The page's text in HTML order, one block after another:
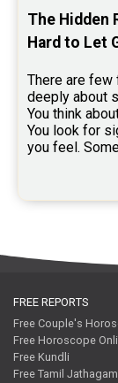
The Hidden
Hard to Let
There are few
deeply about
You think
You look for
you feel.
FREE REPORTS
Free Couple's
Free Horoscope
Free Kundli
Free Tamil Jathagam